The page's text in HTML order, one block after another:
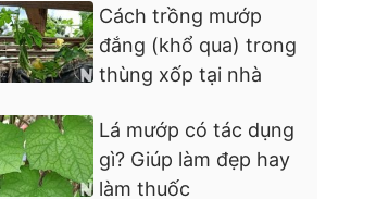
Cách trồng mướp
đắng (khổ qua) trong
thùng xốp tại nhà
Lá mướp có tác dụng
gì? Giúp làm đẹp hay
làm thuốc